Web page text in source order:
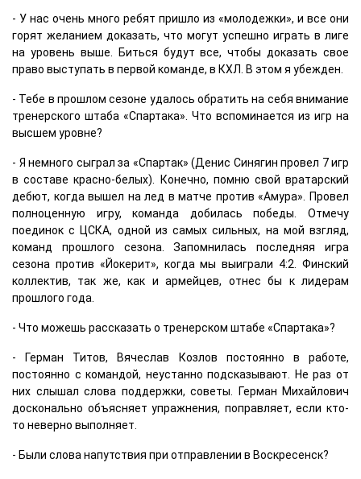
- У нас очень много ребят пришло из «молодежки», и все они
горят желанием доказать, что могут успешно играть в лиге
на уровень выше. Биться будут все, чтобы доказать свое
право выступать в первой команде, в КХЛ. В этом я убежден.
- Тебе в прошлом сезоне удалось обратить на себя внимание
тренерского штаба «Спартака». Что вспоминается из игр на
высшем уровне?
- Я немного сыграл за «Спартак» (Денис Синягин провел 7 игр
в составе красно-белых). Конечно, помню свой вратарский
дебют, когда вышел на лед в матче против «Амура». Провел
полноценную игру, команда добилась победы. Отмечу
поединок с ЦСКА, одной из самых сильных, на мой взгляд,
команд прошлого сезона. Запомнилась последняя игра
сезона против «Йокерит», когда мы выиграли 4:2. Финский
коллектив, так же, как и армейцев, отнес бы к лидерам
прошлого года.
- Что можешь рассказать о тренерском штабе «Спартака»?
- Герман Титов, Вячеслав Козлов постоянно в работе,
постоянно с командой, неустанно подсказывают. Не раз от
них слышал слова поддержки, советы. Герман Михайлович
досконально объясняет упражнения, поправляет, если кто-
то неверно выполняет.
- Были слова напутствия при отправлении в Воскресенск?